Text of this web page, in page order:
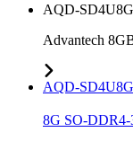
AQD-
Advantech
AQD-
8G SO-